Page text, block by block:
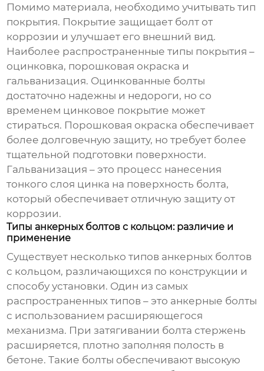
Помимо материала, необходимо учитывать тип
покрытия. Покрытие защищает болт от
коррозии и улучшает его внешний вид.
Наиболее распространенные типы покрытия –
оцинковка, порошковая окраска и
гальванизация. Оцинкованные болты
достаточно надежны и недороги, но со
временем цинковое покрытие может
стираться. Порошковая окраска обеспечивает
более долговечную защиту, но требует более
тщательной подготовки поверхности.
Гальванизация – это процесс нанесения
тонкого слоя цинка на поверхность болта,
который обеспечивает отличную защиту от
коррозии.
Типы анкерных болтов с кольцом: различие и
применение
Существует несколько типов анкерных болтов
с кольцом, различающихся по конструкции и
способу установки. Один из самых
распространенных типов – это анкерные болты
с использованием расширяющегося
механизма. При затягивании болта стержень
расширяется, плотно заполняя полость в
бетоне. Такие болты обеспечивают высокую